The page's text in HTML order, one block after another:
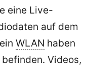
eine Live-
auf dem
WLAN haben
Videos,